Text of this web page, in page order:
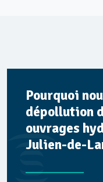
Pourquoi
dépollution
ouvrages
Julien-de-